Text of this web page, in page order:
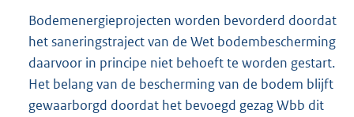
Bodemenergieprojecten worden bevorderd doordat
het saneringstraject van de Wet bodembescherming
daarvoor in principe niet behoeft te worden gestart.
Het belang van de bescherming van de bodem blijft
gewaarborgd doordat het bevoegd gezag Wbb dit